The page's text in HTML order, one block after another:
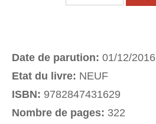
Date de parution: 01/12/2016
Etat du livre: NEUF
ISBN: 9782847431629
Nombre de pages: 322